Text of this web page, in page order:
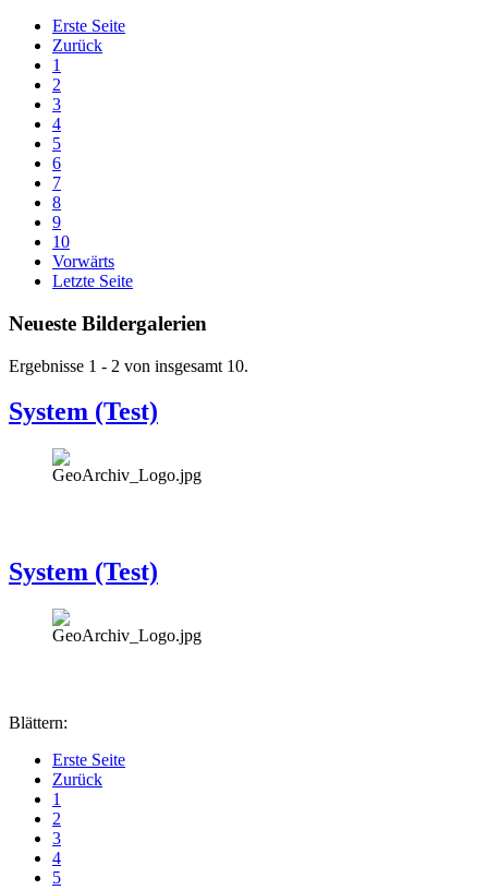
Erste Seite
Zurück
1
2
3
4
5
6
7
8
9
10
Vorwärts
Letzte Seite
Neueste Bildergalerien
Ergebnisse 1 - 2 von insgesamt 10.
System (Test)
System (Test)
Blättern:
Erste Seite
Zurück
1
2
3
4
5